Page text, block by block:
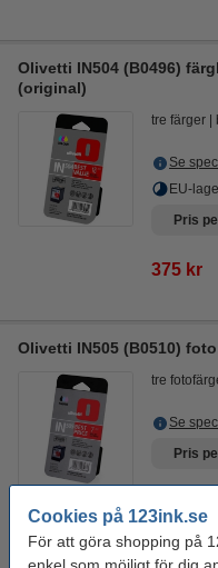
Cookies på 123ink.se
För att göra shopping på
enkel som möjligt för dig
Olivetti IN504 (B0496)
(original)
tre färger
Se
EU-
Pris
375 kr
Olivetti IN505 (B0510)
tre
Se
Pris